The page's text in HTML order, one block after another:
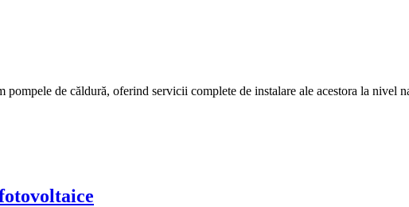
de căldură, oferind servicii complete de instalare ale acestora la nivel